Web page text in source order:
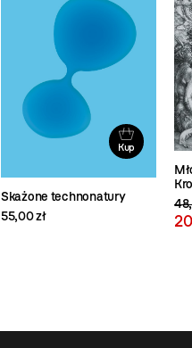
Kup
Skażone technonatury
55,00 zł